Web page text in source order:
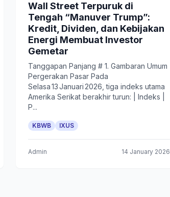
Wall Street Terpuruk di
Tengah “Manuver Trump”:
Kredit, Dividen, dan Kebijakan
Energi Membuat Investor
Gemetar
Tanggapan Panjang # 1. Gambaran Umum
Pergerakan Pasar Pada
Selasa 13 Januari 2026, tiga indeks utama
Amerika Serikat berakhir turun: | Indeks |
P...
KBWB IXUS
Admin 14 January 2026